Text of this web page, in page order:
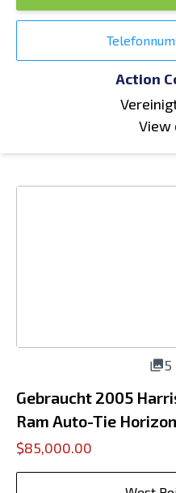
Action
View
5
Gebraucht 2005
Ram Auto-Tie
$85,000.00